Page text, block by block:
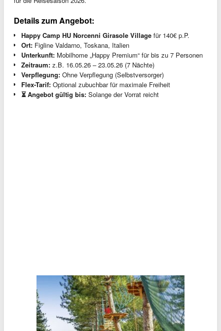
Details zum Angebot:
Happy Camp HU Norcenni Girasole Village für 140€ p.P.
Ort: Figline Valdarno, Toskana, Italien
Unterkunft: Mobilhome „Happy Premium“ für bis zu 7 Personen
Zeitraum: z.B. 16.05.26 – 23.05.26 (7 Nächte)
Verpflegung: Ohne Verpflegung (Selbstversorger)
Flex-Tarif: Optional zubuchbar für maximale Freiheit
⏳ Angebot gültig bis: Solange der Vorrat reicht